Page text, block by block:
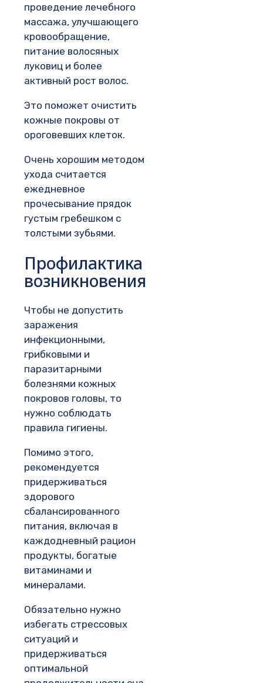
проведение лечебного
массажа, улучшающего
кровообращение,
питание волосяных
луковиц и более
активный рост волос.
Это поможет очистить
кожные покровы от
ороговевших клеток.
Очень хорошим методом
ухода считается
ежедневное
прочесывание прядок
густым гребешком с
толстыми зубьями.
Профилактика
возникновения
Чтобы не допустить
заражения
инфекционными,
грибковыми и
паразитарными
болезнями кожных
покровов головы, то
нужно соблюдать
правила гигиены.
Помимо этого,
рекомендуется
придерживаться
здорового
сбалансированного
питания, включая в
каждодневный рацион
продукты, богатые
витаминами и
минералами.
Обязательно нужно
избегать стрессовых
ситуаций и
придерживаться
оптимальной